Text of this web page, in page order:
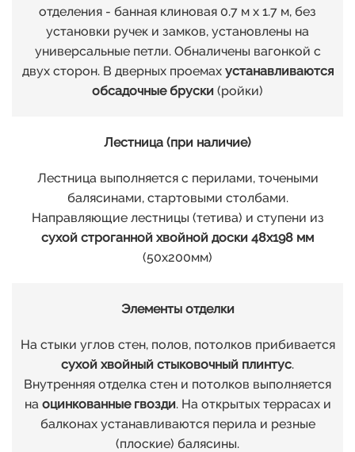
отделения - банная клиновая 0.7 м х 1.7 м, без
установки ручек и замков, установлены на
универсальные петли. Обналичены вагонкой с
двух сторон. В дверных проемах устанавливаются
обсадочные бруски (ройки)
Лестница (при наличие)
Лестница выполняется с перилами, точеными
балясинами, стартовыми столбами.
Направляющие лестницы (тетива) и ступени из
сухой строганной хвойной доски 48х198 мм
(50х200мм)
Элементы отделки
На стыки углов стен, полов, потолков прибивается
сухой хвойный стыковочный плинтус.
Внутренняя отделка стен и потолков выполняется
на оцинкованные гвозди. На открытых террасах и
балконах устанавливаются перила и резные
(плоские) балясины.